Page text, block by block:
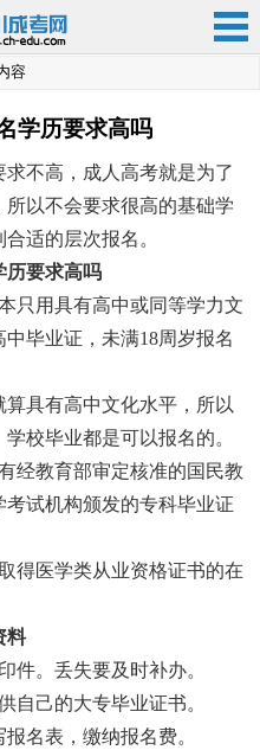
容
学历要求高吗
不高，成人高考就是为了
以不会要求很高的基础学
适的层次报名。
历要求高吗
只用具有高中或同等学力文
毕业证，未满18周岁报名
具有高中文化水平，所以
校毕业都是可以报名的。
经教育部审定核准的国民教
试机构颁发的专科毕业证
得医学类从业资格证书的在
料
件。丢失要及时补办。
自己的大专毕业证书。
名表，缴纳报名费。